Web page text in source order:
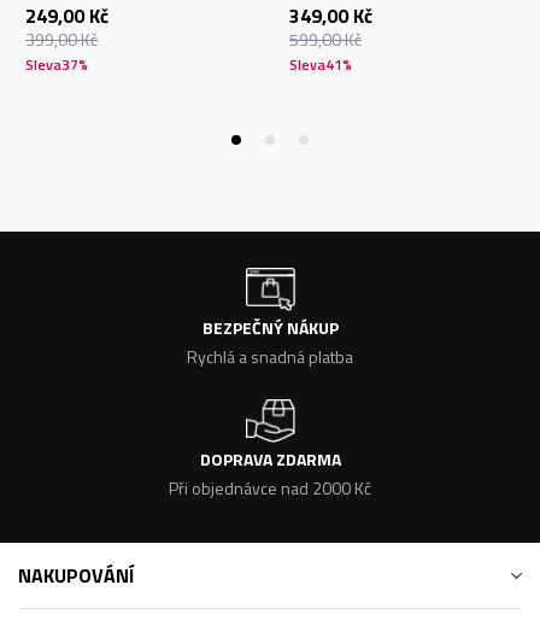
249,00 Kč
399,00Kč
Sleva37%
349,00 Kč
599,00Kč
Sleva41%
BEZPEČNÝ NÁKUP
Rychlá a snadná platba
DOPRAVA ZDARMA
Při objednávce nad 2000 Kč
NAKUPOVÁNÍ